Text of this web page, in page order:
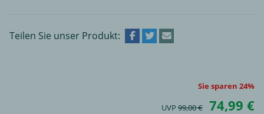
Teilen Sie unser Produkt:
Sie sparen 24%
UVP 99,00 € 74,99 €